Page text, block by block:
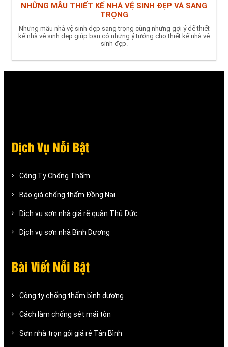
NHỮNG MẪU THIẾT KẾ NHÀ VỆ SINH ĐẸP VÀ SANG
TRỌNG
Những mẫu nhà vệ sinh đẹp sang trọng cùng những gợi ý để thiết
kế nhà vệ sinh đẹp giúp bạn có những ý tưởng cho thiết kế nhà vệ
sinh đẹp.
Dịch Vụ Nỗi Bật
Công Ty Chống Thấm
Báo giá chống thấm Đồng Nai
Dịch vụ sơn nhà giá rẽ quận Thủ Đức
Dịch vụ sơn nhà Bình Dương
Bài Viết Nỗi Bật
Công ty chống thấm bình dương
Cách làm chống sét mái tôn
Sơn nhà trọn gói giá rẻ Tân Bình